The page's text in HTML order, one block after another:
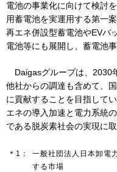
業務用
お問い
電池の事業化に向けて検討
用蓄電池を実運用する第一
再エネ併設型蓄電池やEVバ
電池等にも展開し、蓄電池
Daigasグループは、2030
他社からの調達も含めて、
に貢献することを目指して
エネの導入加速と電力系統
である脱炭素社会の実現に
＊1：
一般社団法人日本卸電
する市場